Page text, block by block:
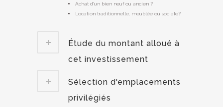
Achat d’un bien neuf ou ancien ?
Location traditionnelle, meublée ou sociale?
Étude du montant alloué à
cet investissement
Sélection d'emplacements
privilégiés